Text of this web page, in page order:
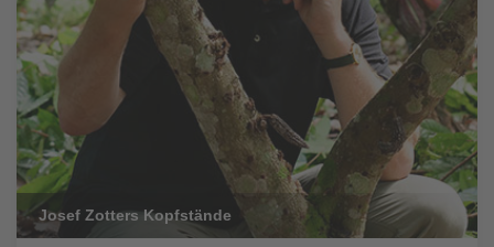
Josef Zotters Kopfstände